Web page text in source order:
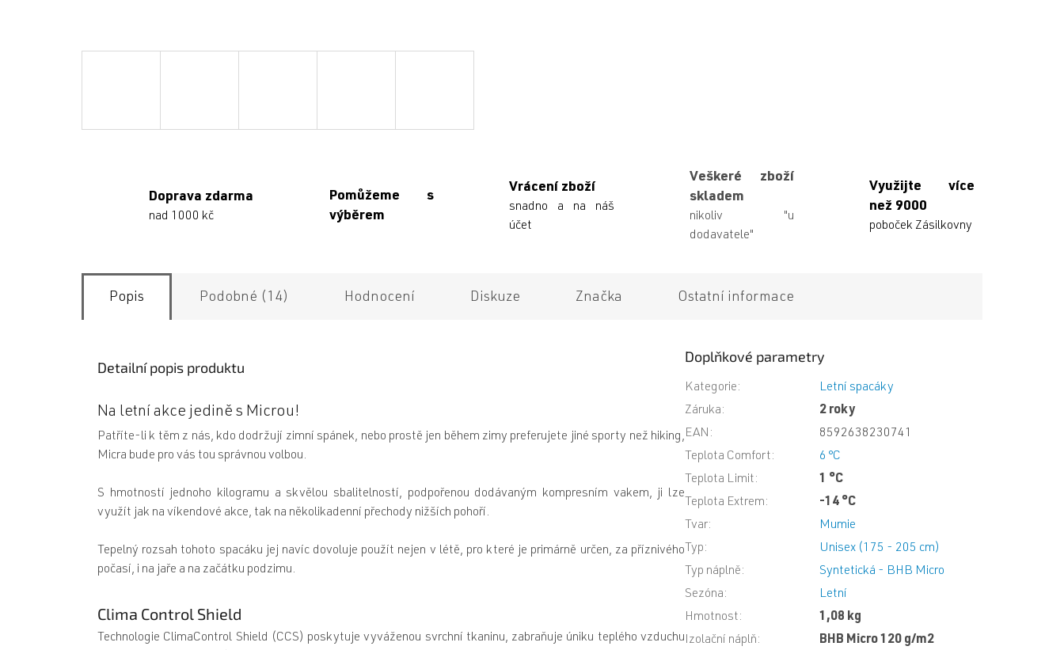
Doprava zdarma
nad 1000 kč
Pomůžeme s
výběrem
Vrácení zboží
snadno a na náš
účet
Veškeré zboží
skladem
nikoliv "u
dodavatele"
Využijte více
než 9000
poboček Zásilkovny
Popis Podobné (14) Hodnocení Diskuze Značka Ostatní informace
Detailní popis produktu
Na letní akce jedině s Microu!
Patříte-li k těm z nás, kdo dodržují zimní spánek, nebo prostě jen během zimy preferujete jiné sporty než hiking,
Micra bude pro vás tou správnou volbou.
S hmotností jednoho kilogramu a skvělou sbalitelností, podpořenou dodávaným kompresním vakem, ji lze
využít jak na víkendové akce, tak na několikadenní přechody nižších pohoří.
Tepelný rozsah tohoto spacáku jej navíc dovoluje použít nejen v létě, pro které je primárně určen, za příznivého
počasí, i na jaře a na začátku podzimu.
Clima Control Shield
Technologie ClimaControl Shield (CCS) poskytuje vyváženou svrchní tkaninu, zabraňuje úniku teplého vzduchu
Doplňkové parametry
Kategorie:
Letní spacáky
Záruka:
2 roky
EAN :
8592638230741
Teplota Comfort:
6 °C
Teplota Limit:
1 °C
Teplota Extrem:
-14 °C
Tvar:
Mumie
Typ:
Unisex (175 - 205 cm)
Typ náplně:
Syntetická - BHB Micro
Sezóna:
Letní
Hmotnost:
1,08 kg
Izolační náplň:
BHB Micro 120 g/m2